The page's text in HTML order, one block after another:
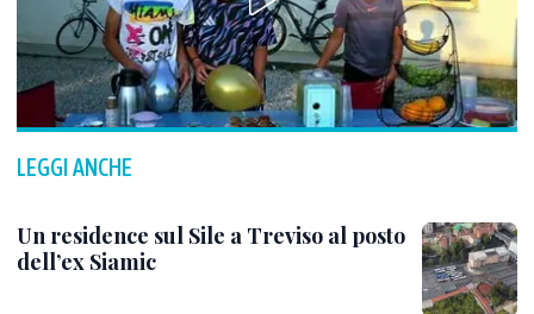
LEGGI ANCHE
Un residence sul Sile a Treviso al posto
dell’ex Siamic